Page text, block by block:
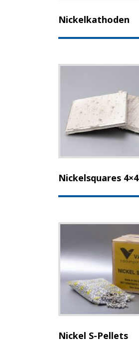
Nickelkathoden
Nickelsquares 4×4
Nickel S-Pellets